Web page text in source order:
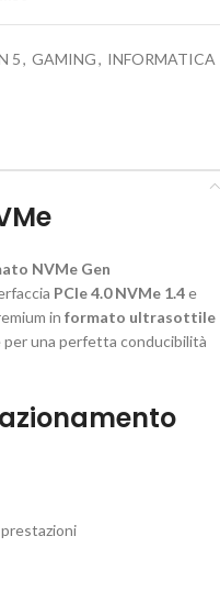
5, GAMING, INFORMATICA
NVMe Gen
PCIe 4.0 NVMe 1.4e
in formato ultrasottile
per una perfetta conducibilità